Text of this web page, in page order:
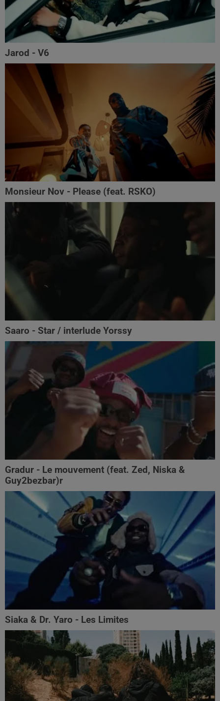
Jarod - V6
Monsieur Nov‬ - Please (feat. RSKO)
Saaro - Star / interlude Yorssy
Gradur - Le mouvement (feat. Zed, Niska &
Guy2bezbar)r
Siaka & Dr. Yaro - Les Limites